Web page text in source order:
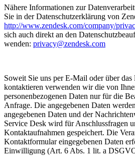
Nähere Informationen zur
Sie in der Datenschutzerklärung von
http://www.zendesk.com/company/
sich auch direkt an den
wenden: privacy@zendesk.com
Soweit Sie uns per E-Mail oder über
kontaktieren verwenden wir die von
personenbezogenen Daten nur für die
Anfrage. Die angegebenen Daten
angegebenen Daten und der
Service Desk wird für Anschlussfragen
Kontaktaufnahmen gespeichert. Die
Kontaktformular eingegebenen Daten
Einwilligung (Art. 6 Abs. 1 lit. a